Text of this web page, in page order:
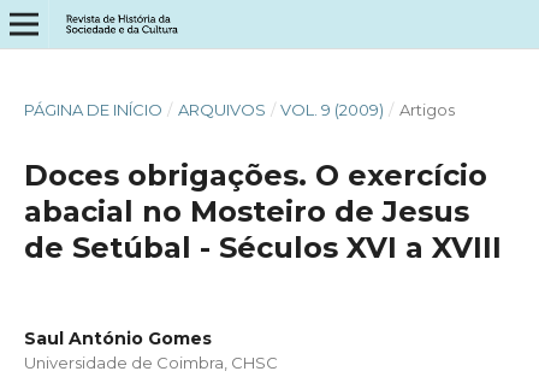
PÁGINA DE INÍCIO / ARQUIVOS / VOL. 9 (2009) / Artigos
Doces obrigações. O exercício
abacial no Mosteiro de Jesus
de Setúbal - Séculos XVI a XVIII
Saul António Gomes
Universidade de Coimbra, CHSC